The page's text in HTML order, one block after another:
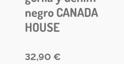
negro CANADA
HOUSE
32,90 €